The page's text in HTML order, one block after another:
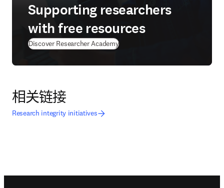
Supporting researchers
with free resources
Discover Researcher Academy(
相关链接
Research integrity initiatives